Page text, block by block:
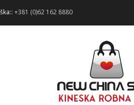
+381 (0)62 162 8880